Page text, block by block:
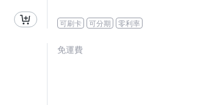
可刷卡 可分期 零利率
免運費